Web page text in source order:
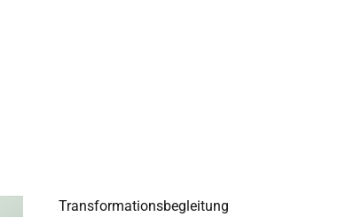
Transformationsbegleitung